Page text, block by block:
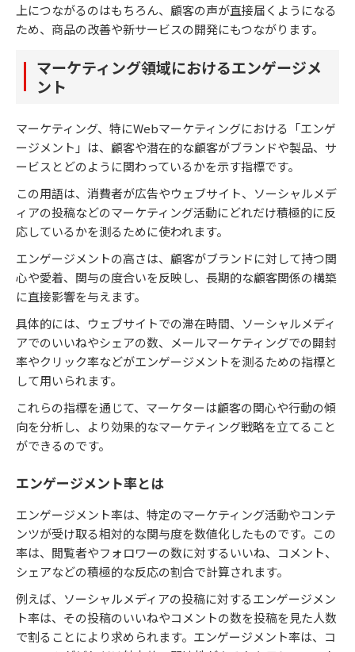
上につながるのはもちろん、顧客の声が直接届くようになる
ため、商品の改善や新サービスの開発にもつながります。
マーケティング領域におけるエンゲージメ
ント
マーケティング、特にWebマーケティングにおける「エンゲ
ージメント」は、顧客や潜在的な顧客がブランドや製品、サ
ービスとどのように関わっているかを示す指標です。
この用語は、消費者が広告やウェブサイト、ソーシャルメデ
ィアの投稿などのマーケティング活動にどれだけ積極的に反
応しているかを測るために使われます。
エンゲージメントの高さは、顧客がブランドに対して持つ関
心や愛着、関与の度合いを反映し、長期的な顧客関係の構築
に直接影響を与えます。
具体的には、ウェブサイトでの滞在時間、ソーシャルメディ
アでのいいねやシェアの数、メールマーケティングでの開封
率やクリック率などがエンゲージメントを測るための指標と
して用いられます。
これらの指標を通じて、マーケターは顧客の関心や行動の傾
向を分析し、より効果的なマーケティング戦略を立てること
ができるのです。
エンゲージメント率とは
エンゲージメント率は、特定のマーケティング活動やコンテ
ンツが受け取る相対的な関与度を数値化したものです。この
率は、閲覧者やフォロワーの数に対するいいね、コメント、
シェアなどの積極的な反応の割合で計算されます。
例えば、ソーシャルメディアの投稿に対するエンゲージメン
ト率は、その投稿のいいねやコメントの数を投稿を見た人数
で割ることにより求められます。エンゲージメント率は、コ